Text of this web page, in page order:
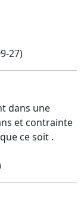
27)
dans une
et contrainte
ce soit .